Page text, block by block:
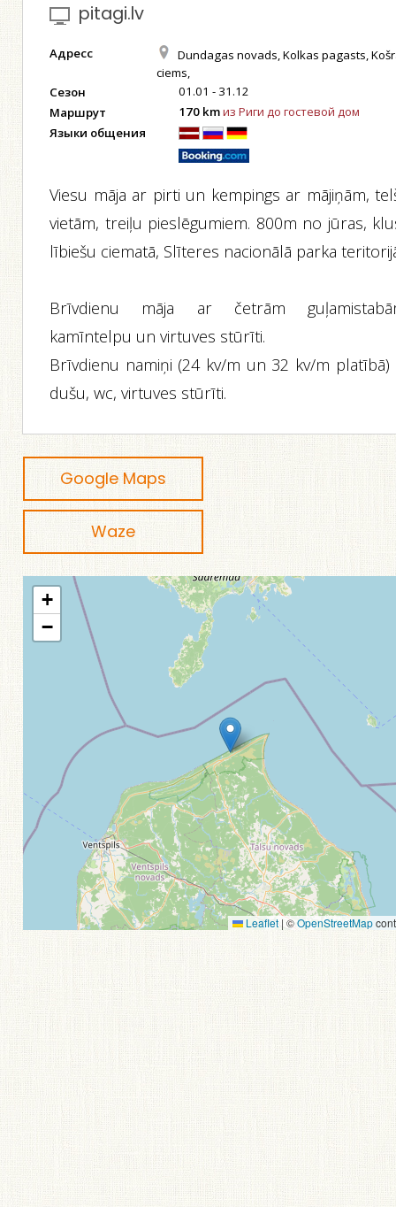
pitagi.lv
Адресс
Dundagas novads, Kolkas pagasts,
ciems,
Сезон 01.01 - 31.12
Маршрут 170 kmиз Риги до гостевой дом
Языки общения
Viesu māja ar pirti un kempings ar mājiņām,
vietām, treiļu pieslēgumiem. 800m no jūras,
lībiešu ciematā, Slīteres nacionālā parka
Brīvdienu māja ar četrām
kamīntelpu un virtuves stūrīti.
Brīvdienu namiņi (24 kv/m un 32 kv/m platībā)
dušu, wc, virtuves stūrīti.
Google Maps
Waze
+
−
Leaflet | ©OpenStreetMap